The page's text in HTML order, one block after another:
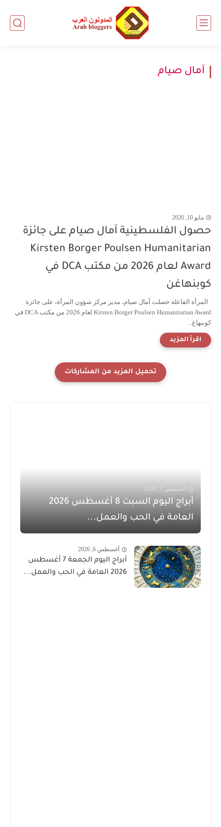
آمال صيام
مايو 10, 2026
حصول الفلسطينية آمال صيام على جائزة
Kirsten Borger Poulsen Humanitarian
Award لعام 2026 من مكتب DCA في
كوبنهاغن
المرأة الفاعلة حصلت آمال صيام، مدير مركز شؤون المرأة، على جائزة
Kirsten Borger Poulsen Humanitarian Award لعام 2026 من مكتب DCA في
كوبنهاغ...
أغسطس 7, 2026
أبراج اليوم السبت 8 أغسطس 2026
العامة في الحب والعمل...
أغسطس 6, 2026
أبراج اليوم الجمعة 7 أغسطس
2026 العامة في الحب والعمل...